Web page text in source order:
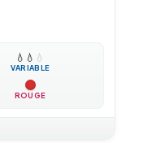
💧 💧 💧
VARIABLE
ROUGE